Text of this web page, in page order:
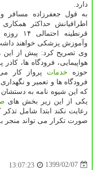
دارد.
به قول جعفرزاده مسافر
اطرافیانش حداکثر
وآموزش پزشکی خواهند
وی تصریح کرد: پیش از
هواپیمایی، فرودگاه ها،
حوزه خدمات پرواز کار
فرودگاه ها و تعمیر و
که این شیوه نامه به دستشان
یکی از این زیر بخش های
رعایت نکند ابتدا شامل
صورت تکرار می تواند
1399/02/07
13:07:23